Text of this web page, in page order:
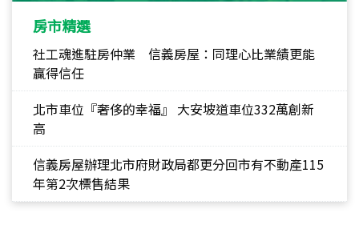
房市精選
社工魂進駐房仲業 信義房屋：同理心比業績更能
贏得信任
北市車位『奢侈的幸福』 大安坡道車位332萬創新
高
信義房屋辦理北市府財政局都更分回市有不動產115
年第2次標售結果